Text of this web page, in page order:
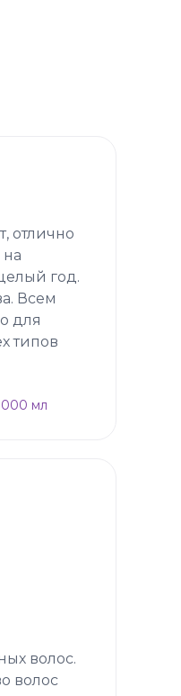
отлично
год.
Всем
для
типов
мл
волос.
волос